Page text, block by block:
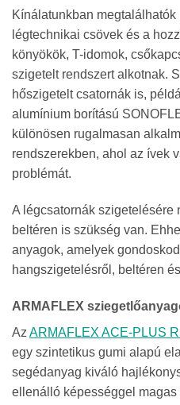
Kínálatunkban
légtechnikai csövek és a
könyökök, T-idomok,
szigetelt rendszert alkotnak.
hőszigetelt csatornák is,
alumínium borítású
különösen rugalmasan
rendszerekben, ahol az ívek
problémát.
A légcsatornák szigetelésére
beltéren is szükség van.
anyagok, amelyek
hangszigetelésről, beltéren
ARMAFLEX
Az ARMAFLEX ACE-PLUS
egy szintetikus gumi alapú
segédanyag kiváló
ellenálló képességgel